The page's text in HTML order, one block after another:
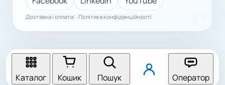
Доставка і оплата Політика конфіденційності
Каталог Кошик Пошук Оператор